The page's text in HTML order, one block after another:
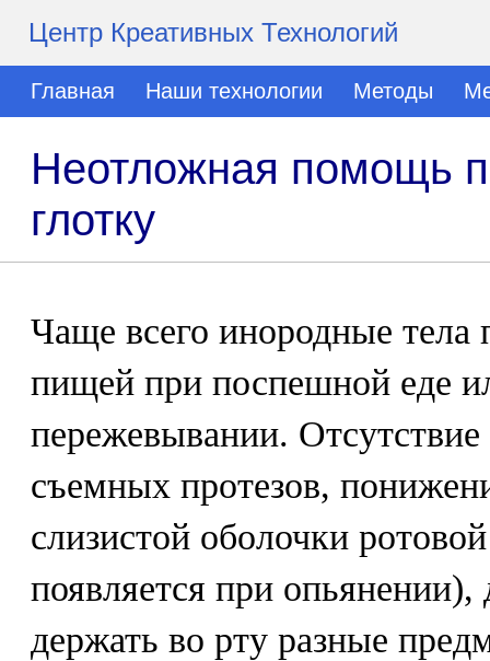
Центр Креативных Технологий
Главная Наши технологии Методы
Неотложная помощь
глотку
Чаще всего инородные тела
пищей при поспешной еде
пережевывании.
съемных протезов,
слизистой оболочки
появляется при
держать во рту разные